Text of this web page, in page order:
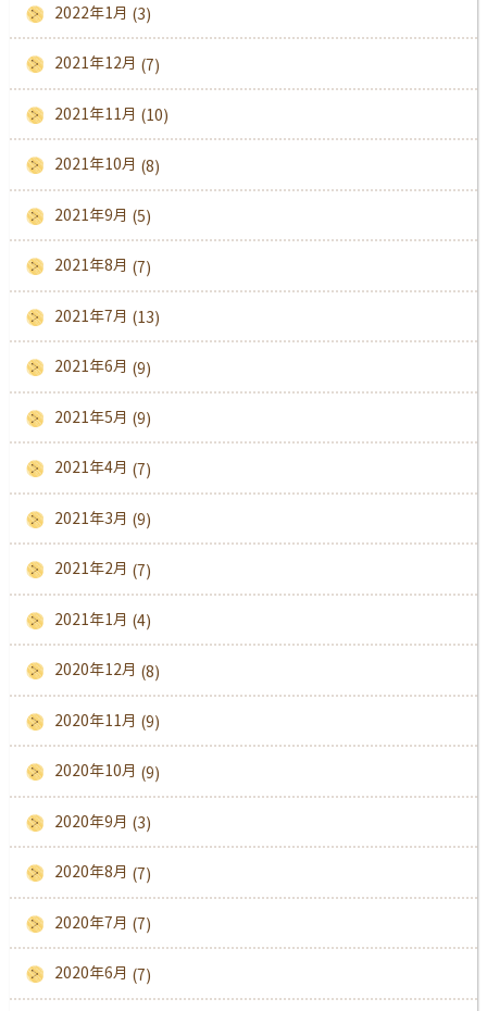
2022年1月 (3)
2021年12月 (7)
2021年11月 (10)
2021年10月 (8)
2021年9月 (5)
2021年8月 (7)
2021年7月 (13)
2021年6月 (9)
2021年5月 (9)
2021年4月 (7)
2021年3月 (9)
2021年2月 (7)
2021年1月 (4)
2020年12月 (8)
2020年11月 (9)
2020年10月 (9)
2020年9月 (3)
2020年8月 (7)
2020年7月 (7)
2020年6月 (7)